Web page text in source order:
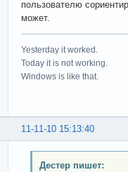
пользователю
может.
Yesterday it worked.
Today it is not working.
Windows is like that.
11-11-10 15:13:40
Дестер пишет: